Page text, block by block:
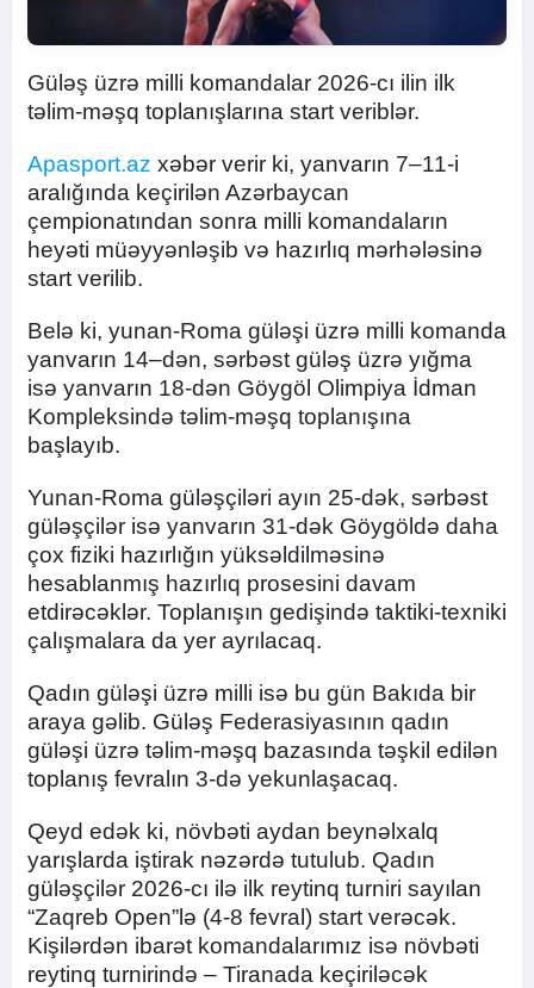
Güləş üzrə milli komandalar 2026-cı ilin ilk
təlim-məşq toplanışlarına start veriblər.
Apasport.az xəbər verir ki, yanvarın 7–11-i
aralığında keçirilən Azərbaycan
çempionatından sonra milli komandaların
heyəti müəyyənləşib və hazırlıq mərhələsinə
start verilib.
Belə ki, yunan-Roma güləşi üzrə milli komanda
yanvarın 14–dən, sərbəst güləş üzrə yığma
isə yanvarın 18-dən Göygöl Olimpiya İdman
Kompleksində təlim-məşq toplanışına
başlayıb.
Yunan-Roma güləşçiləri ayın 25-dək, sərbəst
güləşçilər isə yanvarın 31-dək Göygöldə daha
çox fiziki hazırlığın yüksəldilməsinə
hesablanmış hazırlıq prosesini davam
etdirəcəklər. Toplanışın gedişində taktiki-texniki
çalışmalara da yer ayrılacaq.
Qadın güləşi üzrə milli isə bu gün Bakıda bir
araya gəlib. Güləş Federasiyasının qadın
güləşi üzrə təlim-məşq bazasında təşkil edilən
toplanış fevralın 3-də yekunlaşacaq.
Qeyd edək ki, növbəti aydan beynəlxalq
yarışlarda iştirak nəzərdə tutulub. Qadın
güləşçilər 2026-cı ilə ilk reytinq turniri sayılan
“Zaqreb Open”lə (4-8 fevral) start verəcək.
Kişilərdən ibarət komandalarımız isə növbəti
reytinq turnirində – Tiranada keçiriləcək